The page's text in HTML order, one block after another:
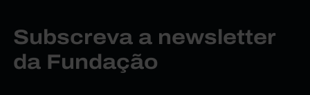
Subscreva a newsletter
da Fundação